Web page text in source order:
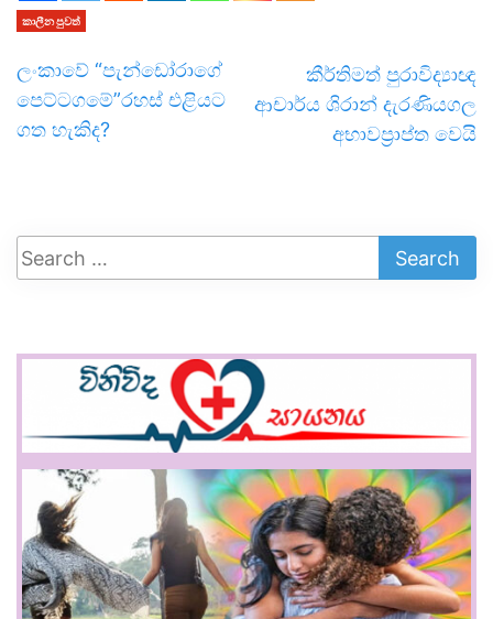
කාලීන පුවත්
ලංකාවේ “පැන්ඩෝරාගේ
පෙට්ටගමේ”රහස් එළියට
ගත හැකිද?
කීර්තිමත් පුරාවිද්‍යාඥ
ආචාර්ය ශිරාන් දැරණියගල
අභාවප්‍රාප්ත වෙයි